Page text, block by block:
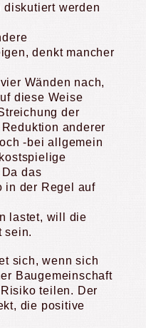
werden
denkt mancher
Wänden nach,
diese Weise
der
anderer
-bei allgemein
das
in der Regel auf
lastet, will die
sein.
sich, wenn sich
Baugemeinschaft
teilen. Der
die positive